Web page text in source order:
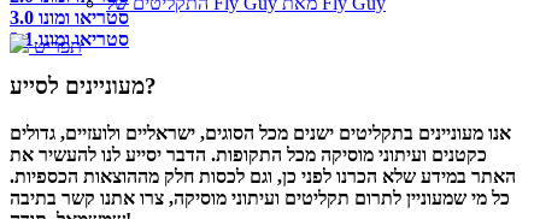
תפריט
סטריאו ומונו 3.0
סטריאו ומונו 3.1
מעוניינים לסייע?
אנו מעוניינים בתקליטים ישנים מכל הסוגים, ישראליים ולועזיים, גדולים
כקטנים ועיתוני מוסיקה מכל התקופות. הדבר יסייע לנו להעשיר את
האתר במידע שלא הכרנו לפני כן, וגם לכסות חלק מההוצאות הכספיות.
כל מי שמעוניין לתרום תקליטים ועיתוני מוסיקה, צרו אתנו קשר בתיבה